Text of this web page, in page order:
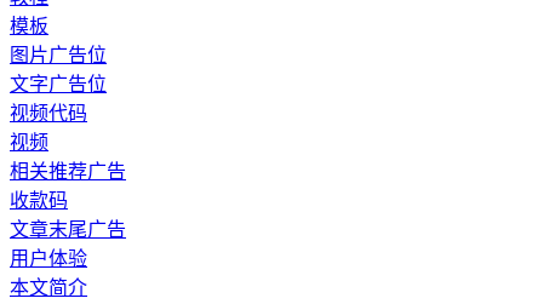
模板
图片广告位
文字广告位
视频代码
视频
相关推荐广告
收款码
文章末尾广告
用户体验
本文简介